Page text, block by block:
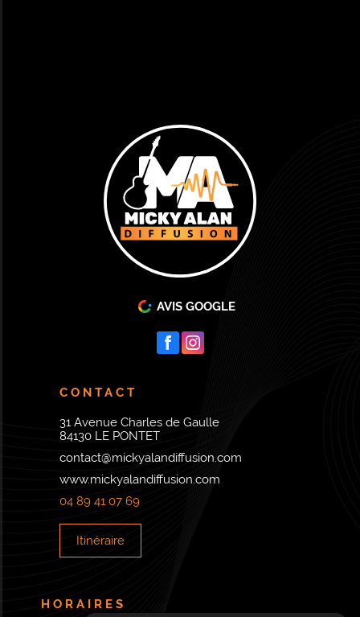
AVIS GOOGLE
CONTACT
31 Avenue Charles de Gaulle
84130 LE PONTET
contact@mickyalandiffusion.com
www.mickyalandiffusion.com
04 89 41 07 69
Itinéraire
HORAIRES